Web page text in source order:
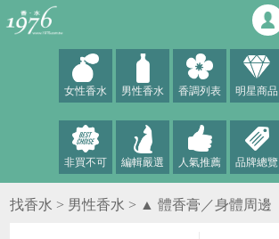
女性香水 男性香水 香調列表 明星商品
非買不可 編輯嚴選 人氣推薦 品牌總覽
找香水 > 男性香水 > ▲ 體香膏／身體周邊